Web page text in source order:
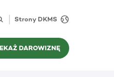
Strony DKMS
DAROWIZNĘ